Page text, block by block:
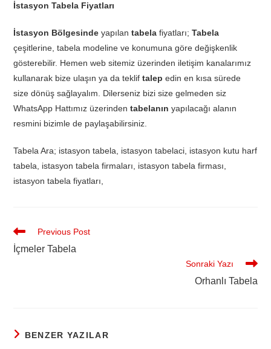
İstasyon Tabela Fiyatları
İstasyon Bölgesinde yapılantabela fiyatları;Tabela
çeşitlerine, tabela modeline ve konumuna göre değişkenlik
gösterebilir. Hemen web sitemiz üzerinden iletişim kanalarımız
kullanarak bize ulaşın ya da tekliftalep edin en kısa sürede
size dönüş sağlayalım. Dilerseniz bizi size gelmeden siz
WhatsApp Hattımız üzerindentabelanın yapılacağı alanın
resmini bizimle de paylaşabilirsiniz.
Tabela Ara; istasyon tabela, istasyon tabelaci, istasyon kutu harf
tabela, istasyon tabela firmaları, istasyon tabela firması,
istasyon tabela fiyatları,
Previous Post
İçmeler Tabela
Sonraki Yazı
Orhanlı Tabela
BENZER YAZILAR